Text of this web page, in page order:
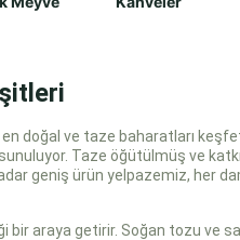
doğal ve taze baharatları
Taze öğütülmüş ve
geniş ürün yelpazemiz, her
araya getirir. Soğan tozu ve